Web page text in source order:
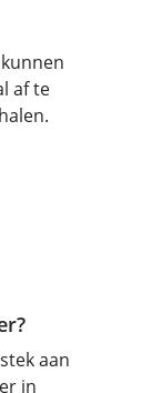
af te
aan
in